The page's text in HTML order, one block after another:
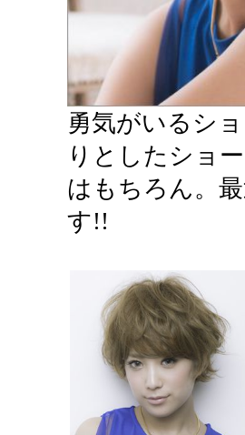
勇気がいるシ
りとしたショ
はもちろん。
す!!